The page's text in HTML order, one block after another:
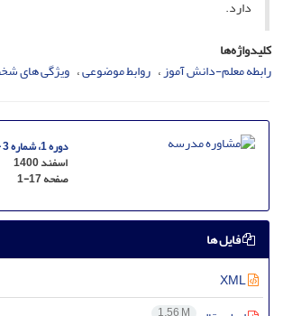
دارد.
کلیدواژه‌ها
رابطه معلم-دانش آموز روابط موضوعی ویژگی های
دوره 1، شماره 3 - شماره پیاپی 3
اسفند 1400
صفحه1-17
فایل ها